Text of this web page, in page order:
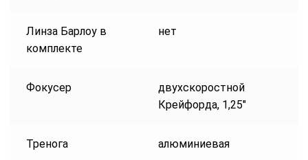
Линза Барлоу в
комплекте
нет
Фокусер
двухскоростной
Крейфорда, 1,25″
Тренога алюминиевая